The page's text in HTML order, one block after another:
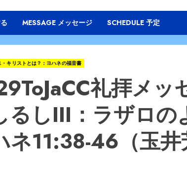
MESSAGE メッセージ SCHEDULE 予定
・キリストとは？：ヨハネの福音書
礼拝メッ
るしIII：ラザロの
ネ11:38-46（玉井